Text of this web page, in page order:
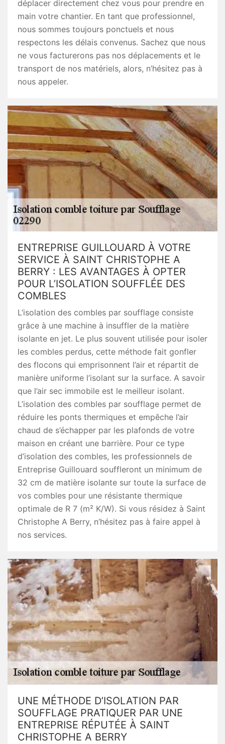
déplacer directement chez vous pour prendre en
main votre chantier. En tant que professionnel,
nous sommes toujours ponctuels et nous
respectons les délais convenus. Sachez que nous
ne vous facturerons pas nos déplacements et le
transport de nos matériels, alors, n’hésitez pas à
nous appeler.
ENTREPRISE GUILLOUARD À VOTRE
SERVICE À SAINT CHRISTOPHE A
BERRY : LES AVANTAGES À OPTER
POUR L’ISOLATION SOUFFLÉE DES
COMBLES
L‘isolation des combles par soufflage consiste
grâce à une machine à insuffler de la matière
isolante en jet. Le plus souvent utilisée pour isoler
les combles perdus, cette méthode fait gonfler
des flocons qui emprisonnent l’air et répartit de
manière uniforme l’isolant sur la surface. A savoir
que l’air sec immobile est le meilleur isolant.
L’isolation des combles par soufflage permet de
réduire les ponts thermiques et empêche l’air
chaud de s’échapper par les plafonds de votre
maison en créant une barrière. Pour ce type
d’isolation des combles, les professionnels de
Entreprise Guillouard souffleront un minimum de
32 cm de matière isolante sur toute la surface de
vos combles pour une résistante thermique
optimale de R 7 (m² K/W). Si vous résidez à Saint
Christophe A Berry, n’hésitez pas à faire appel à
nos services.
UNE MÉTHODE D’ISOLATION PAR
SOUFFLAGE PRATIQUER PAR UNE
ENTREPRISE RÉPUTÉE À SAINT
CHRISTOPHE A BERRY